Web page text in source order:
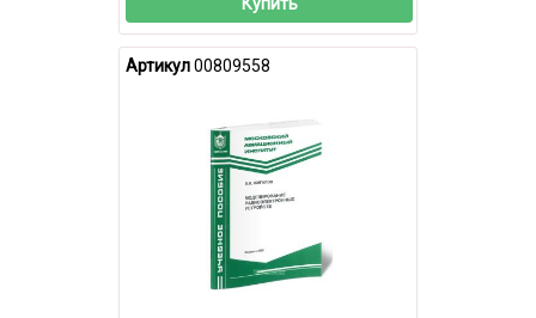
Артикул00809558